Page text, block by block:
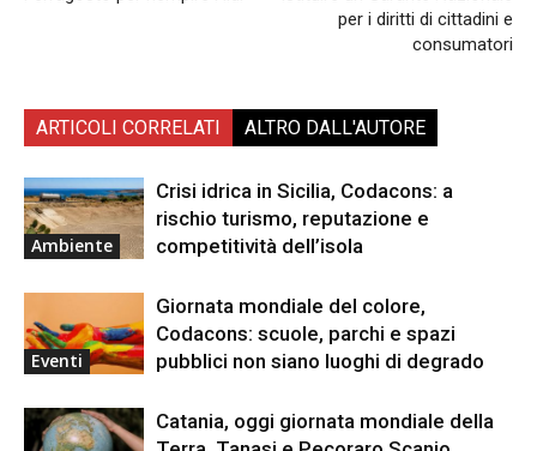
per i diritti di cittadini e
consumatori
ARTICOLI CORRELATI ALTRO DALL'AUTORE
Ambiente
Crisi idrica in Sicilia, Codacons: a
rischio turismo, reputazione e
competitività dell’isola
Eventi
Giornata mondiale del colore,
Codacons: scuole, parchi e spazi
pubblici non siano luoghi di degrado
Catania, oggi giornata mondiale della